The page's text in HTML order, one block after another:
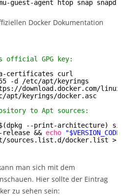
guest-agent htop snap snapd -y
Docker Dokumentation
official GPG key:
certificates curl
-d
/etc/apt/keyrings
//download .docker.com/linux/
apt/keyrings/docker.asc
to Apt sources:
--print-architecture)
&& echo
sources .list.d /docker.list >
man sich mit dem
Hier sollte der Eintrag
zu sehen sein: